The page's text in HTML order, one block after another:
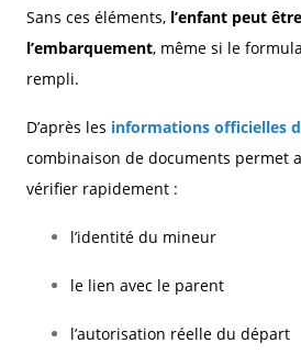
Sans ces éléments, l’enfant peut
l’embarquement, même si le
rempli.
D’après les informations officielles
combinaison de documents permet
vérifier rapidement :
l’identité du mineur
le lien avec le parent
l’autorisation réelle du départ